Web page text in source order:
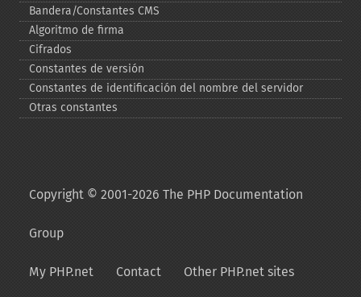
Bandera/Constantes CMS
Algoritmo de firma
Cifrados
Constantes de versión
Constantes de identificación del nombre del servidor
Otras constantes
Copyright © 2001-2026 The PHP Documentation
Group
My PHP.net Contact Other PHP.net sites